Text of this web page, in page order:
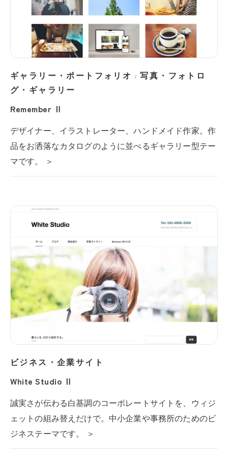
ギャラリー・ポートフォリオ /写真・フォトロ
グ・ギャラリー
Remember Ⅱ
デザイナー、イラストレーター、ハンドメイド作家。作
品をお洒落なカタログのように並べるギャラリー型テー
マです。 ＞
ビジネス・企業サイト
White Studio Ⅱ
誠実さが伝わる白基調のコーポレートサイトを、ウィジ
ェットの組み替えだけで。中小企業や事務所のためのビ
ジネステーマです。 ＞